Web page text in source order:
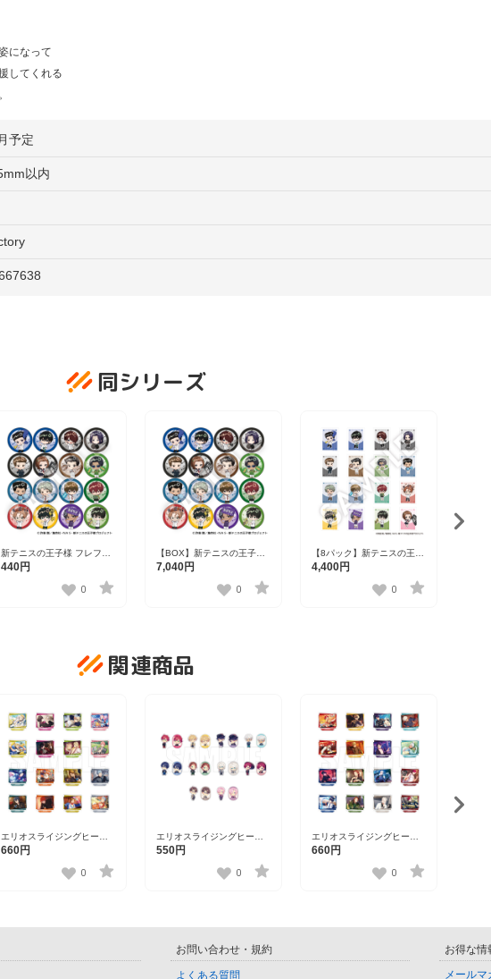
になって
してくれる
予定
以内
同シリーズ
新テニスの王子様 フレフレ
ンズ缶バッジ Vol.8 全16種
440円
0
【BOX】新テニスの王子様
フレフレンズ缶バッジ Vol.8
7,040円
0
【8パック】新テニスの王子
様 フレフレンズステッカー
4,400円
0
関連商品
エリオスライジングヒーロ
ーズ ワンシーンスタンドコ
vol.2【DISP！！！2023】
660円
0
エリオスライジングヒーロ
ーズ トレーディングステッ
550円
0
エリオスライジングヒーロ
ーズ ワンシーンスタンドコ
vol.1【DISP！！！2023】
660円
0
お問い合わせ・規約
よくある質問
お得な情
メールマ